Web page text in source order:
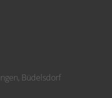
Büdelsdorf